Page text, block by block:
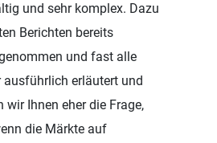
und sehr komplex. Dazu
Berichten bereits
und fast alle
erläutert und
wir Ihnen eher die Frage,
die Märkte auf